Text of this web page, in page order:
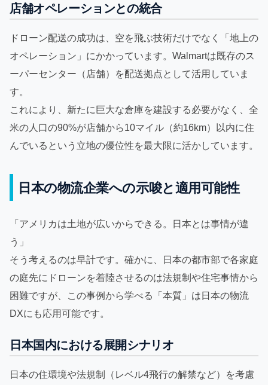
店舗オペレーションとの統合
ドローン配送の成功は、空を飛ぶ技術だけでなく「地上の
オペレーション」にかかっています。Walmartは既存のス
ーパーセンター（店舗）を配送拠点として活用していま
す。
これにより、新たに巨大な倉庫を建設する必要がなく、全
米の人口の90%が店舗から10マイル（約16km）以内に住
んでいるという立地の優位性を最大限に活かしています。
日本の物流企業への示唆と適用可能性
「アメリカは土地が広いからできる。日本とは事情が違
う」
そう考えるのは早計です。確かに、日本の都市部で各家庭
の庭先にドローンを着陸させるのは法規制や住宅事情から
困難ですが、この事例から学べる「本質」は日本の物流
DXにも応用可能です。
日本国内における展開シナリオ
日本の住環境や法規制（レベル4飛行の解禁など）を考慮